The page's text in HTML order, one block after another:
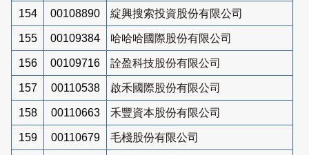
154 00108890 綻興搜索投資股份有限公司
155 00109384 哈哈哈國際股份有限公司
156 00109716 詮盈科技股份有限公司
157 00110538 啟禾國際股份有限公司
158 00110663 禾豐資本股份有限公司
159 00110679 毛棧股份有限公司